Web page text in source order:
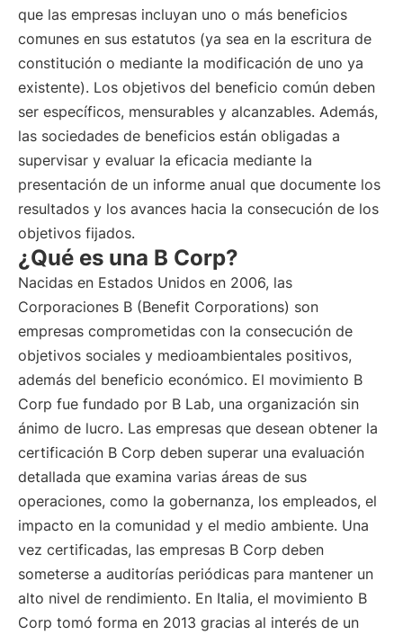
que las empresas incluyan uno o más beneficios
comunes en sus estatutos (ya sea en la escritura de
constitución o mediante la modificación de uno ya
existente). Los objetivos del beneficio común deben
ser específicos, mensurables y alcanzables. Además,
las sociedades de beneficios están obligadas a
supervisar y evaluar la eficacia mediante la
presentación de un informe anual que documente los
resultados y los avances hacia la consecución de los
objetivos fijados.
¿Qué es una B Corp?
Nacidas en Estados Unidos en 2006, las
Corporaciones B (Benefit Corporations) son
empresas comprometidas con la consecución de
objetivos sociales y medioambientales positivos,
además del beneficio económico. El movimiento B
Corp fue fundado por B Lab, una organización sin
ánimo de lucro. Las empresas que desean obtener la
certificación B Corp deben superar una evaluación
detallada que examina varias áreas de sus
operaciones, como la gobernanza, los empleados, el
impacto en la comunidad y el medio ambiente. Una
vez certificadas, las empresas B Corp deben
someterse a auditorías periódicas para mantener un
alto nivel de rendimiento. En Italia, el movimiento B
Corp tomó forma en 2013 gracias al interés de un